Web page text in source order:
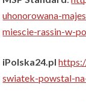
uhonorowana-
miescie-rassin-w-
iPolska24.pl
swiatek-powstal-